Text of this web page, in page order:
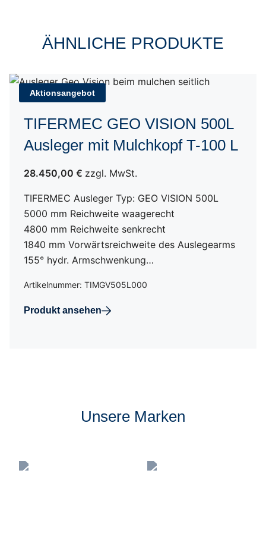
ÄHNLICHE PRODUKTE
Aktionsangebot
TIFERMEC GEO VISION 500L
Ausleger mit Mulchkopf T-100 L
28.450,00 € zzgl. MwSt.
TIFERMEC Ausleger Typ: GEO VISION 500L
5000 mm Reichweite waagerecht
4800 mm Reichweite senkrecht
1840 mm Vorwärtsreichweite des Auslegearms
155° hydr. Armschwenkung…
Artikelnummer: TIMGV505L000
Produkt ansehen
Unsere Marken